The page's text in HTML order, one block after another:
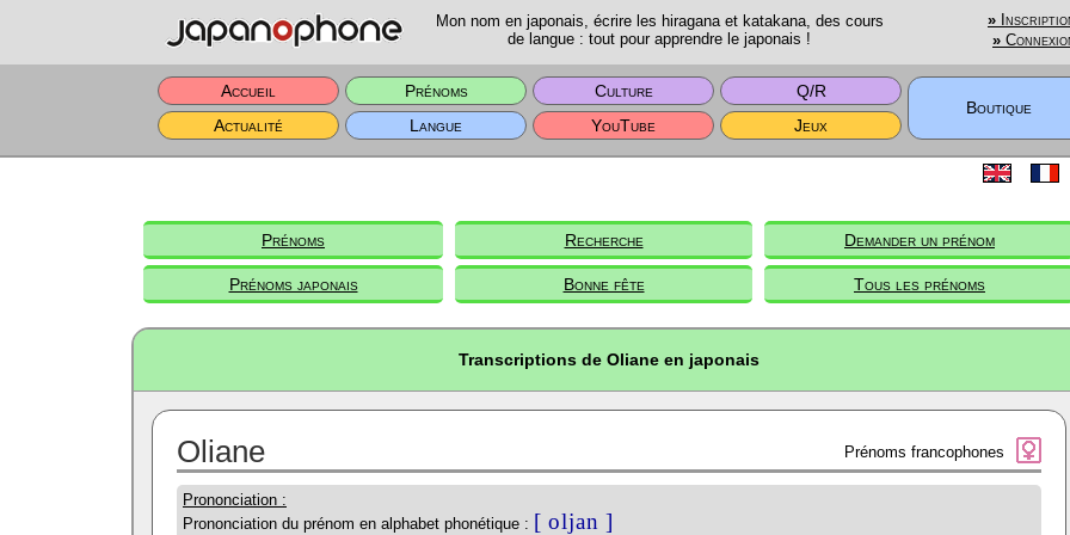
Mon nom en japonais, écrire les hiragana et katakana, des cours
de langue : tout pour apprendre le japonais !
»
»
Accueil Prénoms Culture
Q/R
Boutique
Actualité
Langue YouTube Jeux
Prénoms Recherche Demander un prénom
Prénoms japonais Bonne fête Tous les prénoms
Transcriptions de Oliane en japonais
Oliane Prénoms francophones
Prononciation :
Prononciation du prénom en alphabet phonétique : [ oljan ]